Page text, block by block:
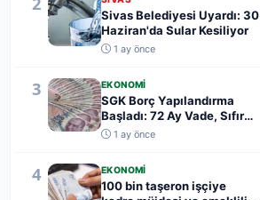
Sivas Belediyesi Uyardı: 30
Haziran'da Sular Kesiliyor
1 ay önce
3 EKONOMI
SGK Borç Yapılandırma
Başladı: 72 Ay Vade, Sıfır
Teminat
1 ay önce
4 EKONOMI
100 bin taşeron işçiye